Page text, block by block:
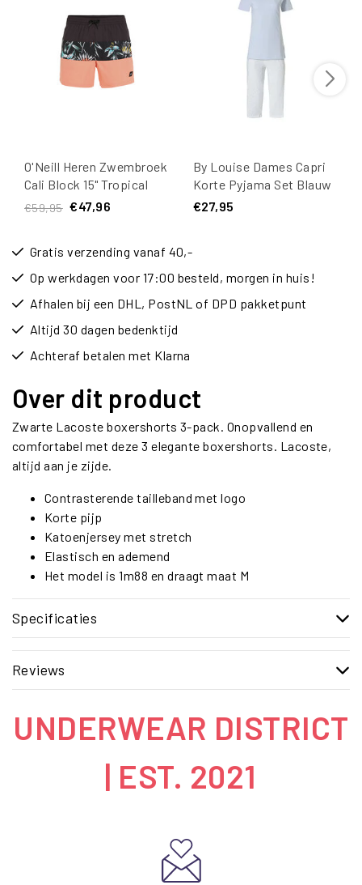
O'Neill Heren Zwembroek
Cali Block 15" Tropical
Print
€59,95 €47,96
By Louise Dames Capri
Korte Pyjama Set Blauw
/ Wit
€27,95
Gratis verzending vanaf 40,-
Op werkdagen voor 17:00 besteld, morgen in huis!
Afhalen bij een DHL, PostNL of DPD pakketpunt
Altijd 30 dagen bedenktijd
Achteraf betalen met Klarna
Over dit product
Zwarte Lacoste boxershorts 3-pack. Onopvallend en
comfortabel met deze 3 elegante boxershorts. Lacoste,
altijd aan je zijde.
Contrasterende tailleband met logo
Korte pijp
Katoenjersey met stretch
Elastisch en ademend
Het model is 1m88 en draagt maat M
Specificaties
Reviews
UNDERWEAR DISTRICT
| EST. 2021